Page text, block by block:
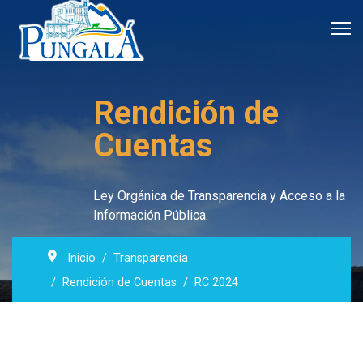
Rendición de
Cuentas
Ley Orgánica de Transparencia y Acceso a la
Información Pública.
Inicio
Transparencia
Rendición de Cuentas
RC 2024